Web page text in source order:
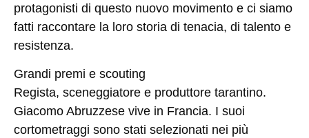
protagonisti di questo nuovo movimento e ci siamo
fatti raccontare la loro storia di tenacia, di talento e
resistenza.
Grandi premi e scouting
Regista, sceneggiatore e produttore tarantino.
Giacomo Abruzzese vive in Francia. I suoi
cortometraggi sono stati selezionati nei più